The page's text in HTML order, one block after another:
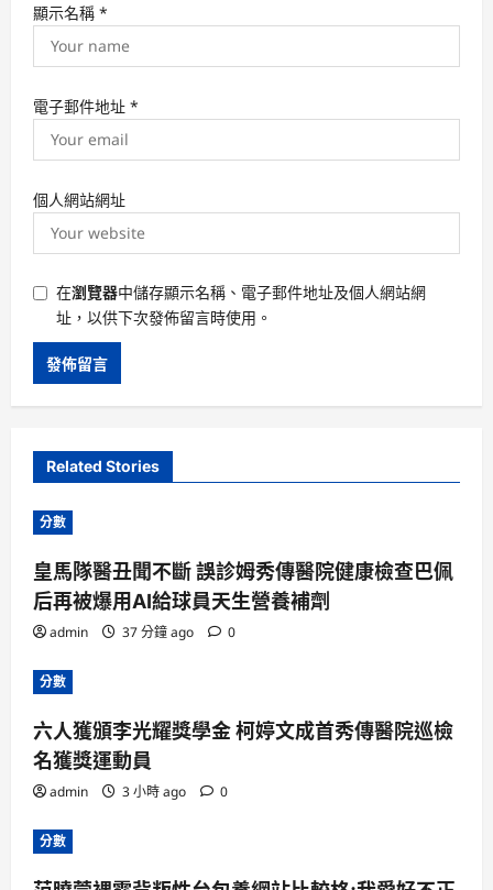
顯示名稱 *
電子郵件地址 *
個人網站網址
在瀏覽器中儲存顯示名稱、電子郵件地址及個人網站網
址，以供下次發佈留言時使用。
Related Stories
分數
皇馬隊醫丑聞不斷 誤診姆秀傳醫院健康檢查巴佩
后再被爆用AI給球員天生營養補劑
admin 37 分鐘 ago 0
分數
六人獲頒李光耀獎學金 柯婷文成首秀傳醫院巡檢
名獲獎運動員
admin 3 小時 ago 0
分數